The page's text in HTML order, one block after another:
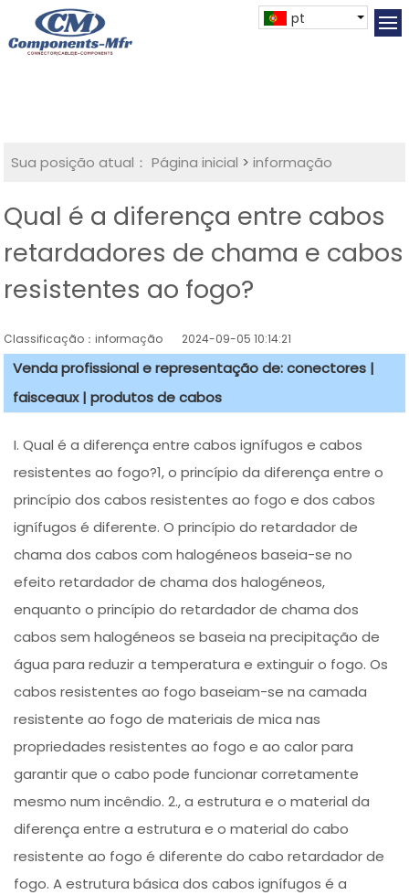
pt
Sua posição atual： Página inicial >informação
Qual é a diferença entre cabos
retardadores de chama e cabos
resistentes ao fogo?
Classificação：informação 2024-09-05 10:14:21
Venda profissional e representação de: conectores |
faisceaux | produtos de cabos
I. Qual é a diferença entre cabos ignífugos e cabos
resistentes ao fogo?1, o princípio da diferença entre o
princípio dos cabos resistentes ao fogo e dos cabos
ignífugos é diferente. O princípio do retardador de
chama dos cabos com halogéneos baseia-se no
efeito retardador de chama dos halogéneos,
enquanto o princípio do retardador de chama dos
cabos sem halogéneos se baseia na precipitação de
água para reduzir a temperatura e extinguir o fogo. Os
cabos resistentes ao fogo baseiam-se na camada
resistente ao fogo de materiais de mica nas
propriedades resistentes ao fogo e ao calor para
garantir que o cabo pode funcionar corretamente
mesmo num incêndio. 2., a estrutura e o material da
diferença entre a estrutura e o material do cabo
resistente ao fogo é diferente do cabo retardador de
fogo. A estrutura básica dos cabos ignífugos é a